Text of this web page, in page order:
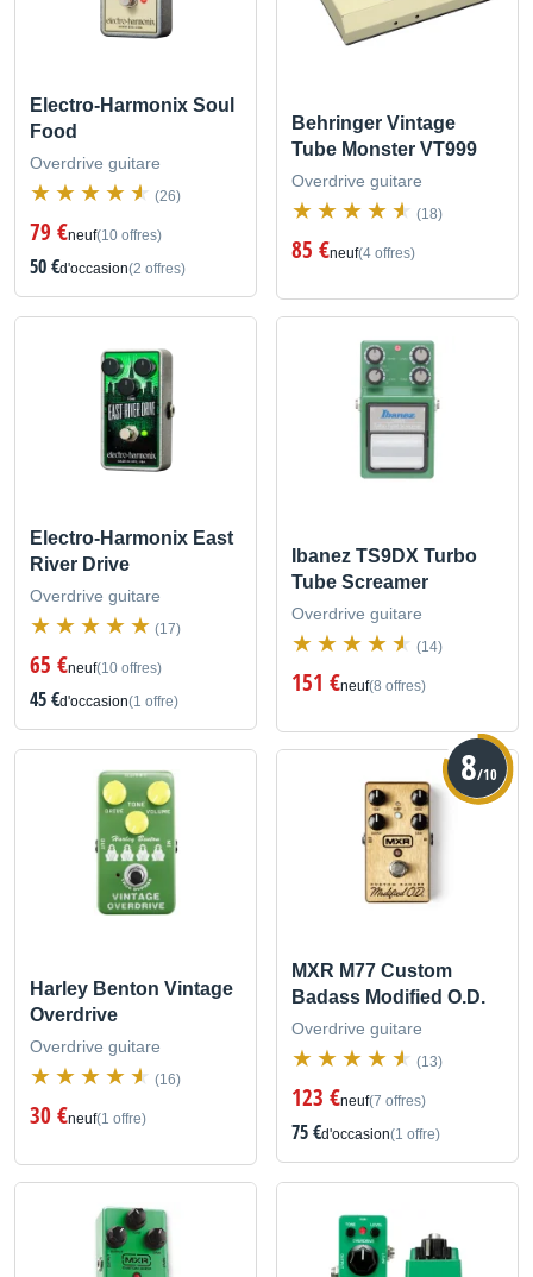
Electro-Harmonix Soul
Food
Overdrive guitare
(26)
79 €neuf(10 offres)
50 €d'occasion(2 offres)
Behringer Vintage
Tube Monster VT999
Overdrive guitare
(18)
85 €neuf(4 offres)
Electro-Harmonix East
River Drive
Overdrive guitare
(17)
65 €neuf(10 offres)
45 €d'occasion(1 offre)
Ibanez TS9DX Turbo
Tube Screamer
Overdrive guitare
(14)
151 €neuf(8 offres)
Harley Benton Vintage
Overdrive
Overdrive guitare
(16)
30 €neuf(1 offre)
8/10
MXR M77 Custom
Badass Modified O.D.
Overdrive guitare
(13)
123 €neuf(7 offres)
75 €d'occasion(1 offre)